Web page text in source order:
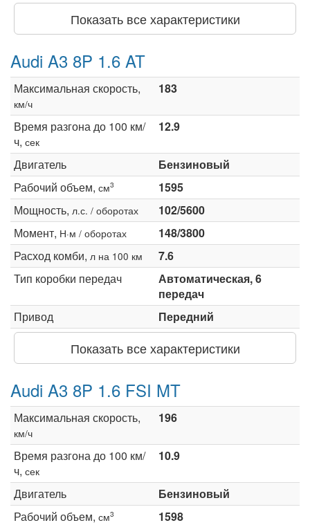
Показать все характеристики
Audi A3 8P 1.6 AT
Максимальная скорость,
км/ч
183
Время разгона до 100 км/
ч, сек
12.9
Двигатель
Бензиновый
Рабочий объем, см3
1595
Мощность, л.с. / оборотах
102/5600
Момент, Н·м / оборотах
148/3800
Расход комби, л на 100 км
7.6
Тип коробки передач
Автоматическая, 6
передач
Привод
Передний
Показать все характеристики
Audi A3 8P 1.6 FSI MT
Максимальная скорость,
км/ч
196
Время разгона до 100 км/
ч, сек
10.9
Двигатель
Бензиновый
Рабочий объем, см3
1598